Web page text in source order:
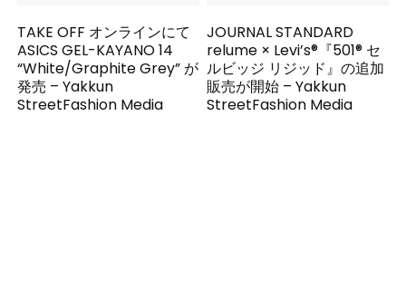
TAKE OFF オンラインにて
ASICS GEL-KAYANO 14
“White/Graphite Grey” が
発売 – Yakkun
StreetFashion Media
JOURNAL STANDARD
relume × Levi’s®『501® セ
ルビッジ リジッド』の追加
販売が開始 – Yakkun
StreetFashion Media